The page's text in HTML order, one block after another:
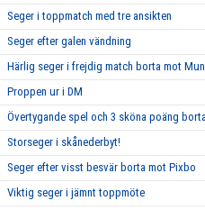
Seger i toppmatch med tre ansikten
Seger efter galen vändning
Härlig seger i frejdig match borta mot
Proppen ur i DM
Övertygande spel och 3 sköna poäng
Storseger i skånederbyt!
Seger efter visst besvär borta mot Pixbo
Viktig seger i jämnt toppmöte